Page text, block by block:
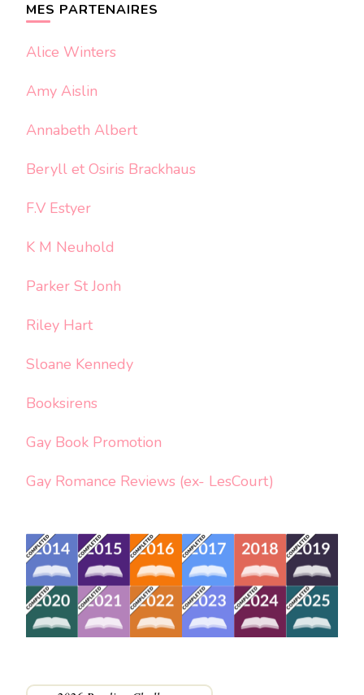
MES PARTENAIRES
Alice Winters
Amy Aislin
Annabeth Albert
Beryll et Osiris Brackhaus
F.V Estyer
K M Neuhold
Parker St Jonh
Riley Hart
Sloane Kennedy
Booksirens
Gay Book Promotion
Gay Romance Reviews (ex- LesCourt)